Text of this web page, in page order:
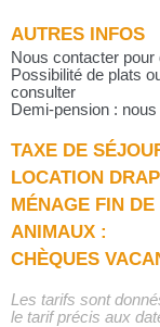
AUTRES INFOS
Nous contacter
Possibilité de plats
consulter
Demi-pension :
TAXE DE
LOCATION
MÉNAGE FIN
ANIMAUX :
CHÈQUES
Les tarifs sont
le tarif précis aux